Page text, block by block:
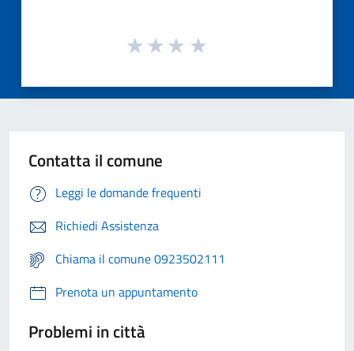
Contatta il comune
Leggi le domande frequenti
Richiedi Assistenza
Chiama il comune 0923502111
Prenota un appuntamento
Problemi in città